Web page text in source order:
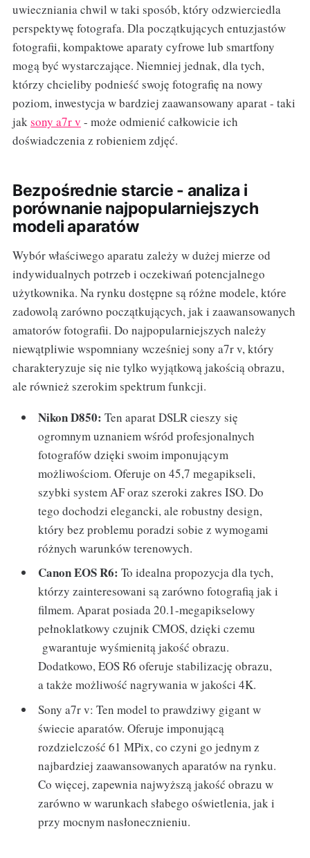
uwieczniania chwil w taki sposób, który odzwierciedla
perspektywę fotografa. Dla początkujących entuzjastów
fotografii, kompaktowe aparaty cyfrowe lub smartfony
mogą być wystarczające. Niemniej jednak, dla tych,
którzy chcieliby podnieść swoję fotografię na nowy
poziom, inwestycja w bardziej zaawansowany aparat - taki
jaksony a7r v - może odmienić całkowicie ich
doświadczenia z robieniem zdjęć.
Bezpośrednie starcie - analiza i
porównanie najpopularniejszych
modeli aparatów
Wybór właściwego aparatu zależy w dużej mierze od
indywidualnych potrzeb i oczekiwań potencjalnego
użytkownika. Na rynku dostępne są różne modele, które
zadowolą zarówno początkujących, jak i zaawansowanych
amatorów fotografii. Do najpopularniejszych należy
niewątpliwie wspomniany wcześniej sony a7r v, który
charakteryzuje się nie tylko wyjątkową jakością obrazu,
ale również szerokim spektrum funkcji.
Nikon D850: Ten aparat DSLR cieszy się
ogromnym uznaniem wśród profesjonalnych
fotografów dzięki swoim imponującym
możliwościom. Oferuje on 45,7 megapikseli,
szybki system AF oraz szeroki zakres ISO. Do
tego dochodzi elegancki, ale robustny design,
który bez problemu poradzi sobie z wymogami
różnych warunków terenowych.
Canon EOS R6: To idealna propozycja dla tych,
którzy zainteresowani są zarówno fotografią jak i
filmem. Aparat posiada 20.1-megapikselowy
pełnoklatkowy czujnik CMOS, dzięki czemu
gwarantuje wyśmienitą jakość obrazu.
Dodatkowo, EOS R6 oferuje stabilizację obrazu,
a także możliwość nagrywania w jakości 4K.
Sony a7r v: Ten model to prawdziwy gigant w
świecie aparatów. Oferuje imponującą
rozdzielczość 61 MPix, co czyni go jednym z
najbardziej zaawansowanych aparatów na rynku.
Co więcej, zapewnia najwyższą jakość obrazu w
zarówno w warunkach słabego oświetlenia, jak i
przy mocnym nasłonecznieniu.